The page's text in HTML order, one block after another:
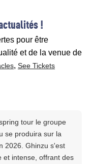
!
pour être
et de la venue de
, See Tickets
tour le groupe
se produira sur la
2026. Ghinzu s'est
et intense, offrant des